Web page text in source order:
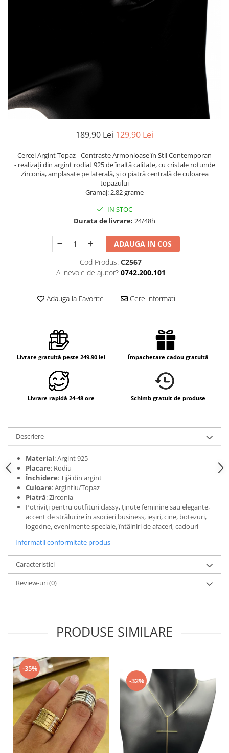
189,90 Lei 129,90 Lei
Cercei Argint Topaz - Contraste Armonioase în Stil Contemporan
- realizați din argint rodiat 925 de înaltă calitate, cu cristale rotunde
Zirconia, amplasate pe laterală, și o piatră centrală de culoarea
topazului
Gramaj: 2.82 grame
IN STOC
Durata de livrare: 24/48h
ADAUGA IN COS
Cod Produs: C2567
Ai nevoie de ajutor? 0742.200.101
Adauga la Favorite Cere informatii
Livrare gratuită peste 249.90 lei Împachetare cadou gratuită
Livrare rapidă 24-48 ore Schimb gratuit de produse
Descriere
Material: Argint 925
Placare: Rodiu
Închidere: Tijă din argint
Culoare: Argintiu/Topaz
Piatră: Zirconia
Potriviți pentru outfituri classy, ținute feminine sau elegante,
accent de strălucire în asocieri business, ieșiri, cine, botezuri,
logodne, evenimente speciale, întâlniri de afaceri, cadouri
Informatii conformitate produs
Caracteristici
Review-uri(0)
PRODUSE SIMILARE
-35%
-32%